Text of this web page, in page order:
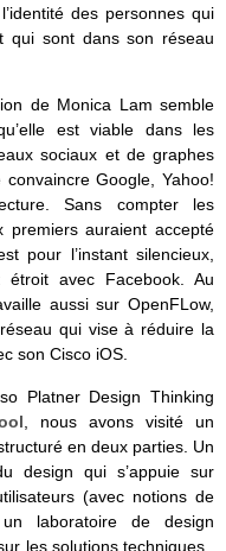
des personnes qui
qui sont dans son réseau
de Monica Lam semble
est viable dans les
sociaux et de graphes
Google, Yahoo!
Sans compter les
premiers auraient accepté
pour l’instant silencieux,
avec Facebook. Au
aussi sur OpenFLow,
qui vise à réduire la
son Cisco iOS.
Platner Design Thinking
, nous avons visité un
en deux parties. Un
design qui s’appuie sur
(avec notions de
laboratoire de design
les solutions techniques.